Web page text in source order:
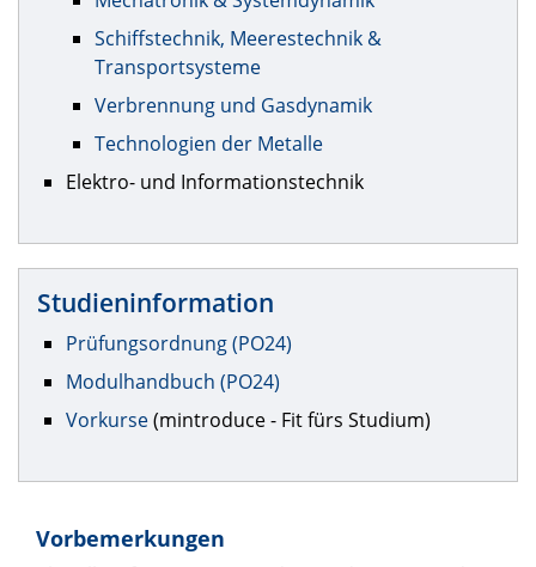
Schiffstechnik, Meerestechnik &
Transportsysteme
Verbrennung und Gasdynamik
Technologien der Metalle
Elektro- und Informationstechnik
Studieninformation
Prüfungsordnung (PO24)
Modulhandbuch (PO24)
Vorkurse(mintroduce - Fit fürs Studium)
Vorbemerkungen